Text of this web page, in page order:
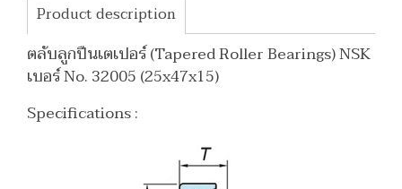
Product description
ตลับลูกปืนเตเปอร์ (Tapered Roller Bearings) NSK
เบอร์ No. 32005 (25x47x15)
Specifications :